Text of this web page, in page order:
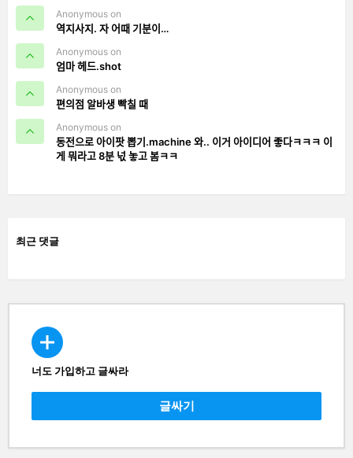
Anonymous on
역지사지. 자 어때 기분이…
Anonymous on
엄마 헤드.shot
Anonymous on
편의점 알바생 빡칠 때
Anonymous on
동전으로 아이팟 뽑기.machine 와.. 이거 아이디어 좋다ㅋㅋㅋ 이
게 뭐라고 8분 넋 놓고 봄ㅋㅋ
최근 댓글
CREATE
너도 가입하고 글싸라
글싸기